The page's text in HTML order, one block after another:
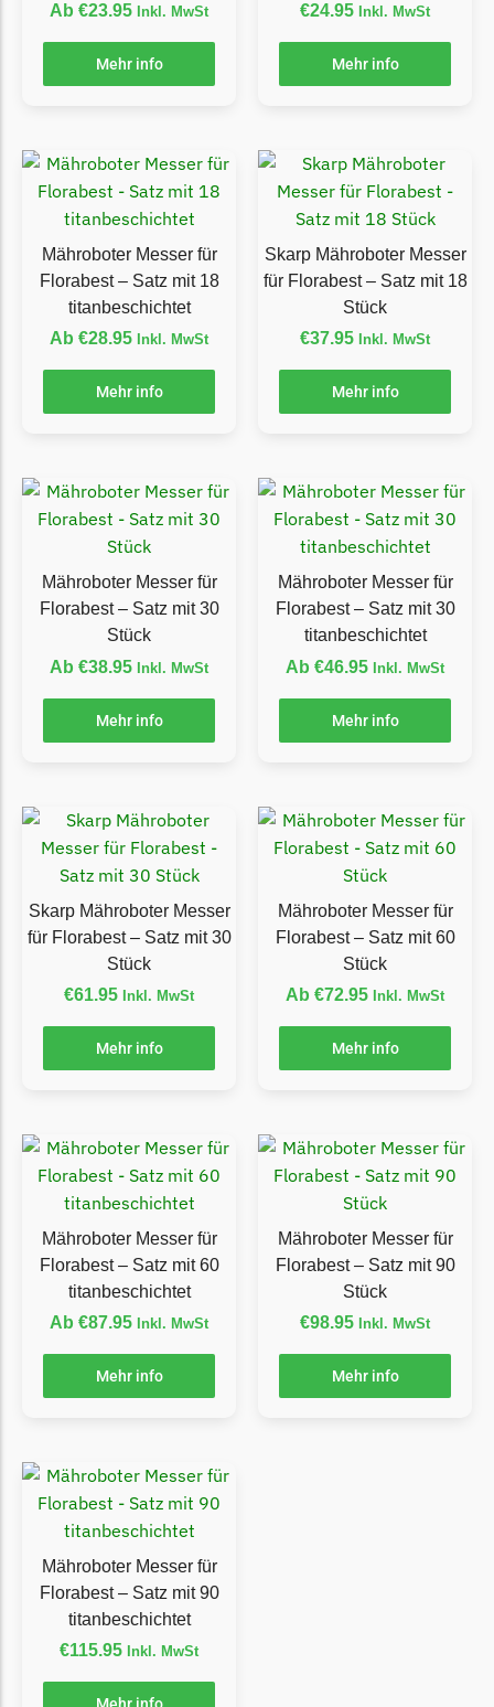
Eufy
Eufy Messer
Begrenzungsdraht
Florabest
Florabest Messer
Begrenzungsdraht
Flymo
Begrenzungsdraht
Begrenzungsdraht
Garden Feelings
Garden Feelings Messer
Begrenzungsdraht
Greenworks
Begrenzungsdraht
Begrenzungsdraht
Güde
Güde Messer
Begrenzungsdraht
Begrenzungsdraht
Begrenzungsdraht
LandXcape
LandXcape Messer
Begrenzungsdraht
LawnBott
Begrenzungsdraht
Begrenzungsdraht
LUX-Tools
LUX-Tools Messer
Begrenzungsdraht
Mammotion
Ab €23.95 Inkl. MwSt
Mehr info
€24.95 Inkl. MwSt
Mehr info
Mähroboter Messer für
Florabest – Satz mit 18
titanbeschichtet
Ab €28.95 Inkl. MwSt
Mehr info
Skarp Mähroboter Messer
für Florabest – Satz mit 18
Stück
€37.95 Inkl. MwSt
Mehr info
Mähroboter Messer für
Florabest – Satz mit 30
Stück
Ab €38.95 Inkl. MwSt
Mehr info
Mähroboter Messer für
Florabest – Satz mit 30
titanbeschichtet
Ab €46.95 Inkl. MwSt
Mehr info
Skarp Mähroboter Messer
für Florabest – Satz mit 30
Stück
€61.95 Inkl. MwSt
Mehr info
Mähroboter Messer für
Florabest – Satz mit 60
Stück
Ab €72.95 Inkl. MwSt
Mehr info
Mähroboter Messer für
Florabest – Satz mit 60
titanbeschichtet
Ab €87.95 Inkl. MwSt
Mehr info
Mähroboter Messer für
Florabest – Satz mit 90
Stück
€98.95 Inkl. MwSt
Mehr info
Mähroboter Messer für
Florabest – Satz mit 90
titanbeschichtet
€115.95 Inkl. MwSt